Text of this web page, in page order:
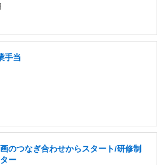
手当
のつなぎ合わせからスタート/研修制
ー